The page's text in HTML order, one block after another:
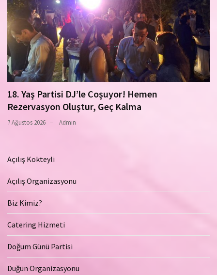
18. Yaş Partisi DJ’le Coşuyor! Hemen
Rezervasyon Oluştur, Geç Kalma
7 Ağustos 2026 Admin
Açılış Kokteyli
Açılış Organizasyonu
Biz Kimiz?
Catering Hizmeti
Doğum Günü Partisi
Düğün Organizasyonu